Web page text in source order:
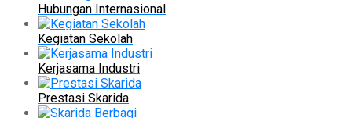
Hubungan Internasional
Kegiatan Sekolah
Kerjasama Industri
Prestasi Skarida